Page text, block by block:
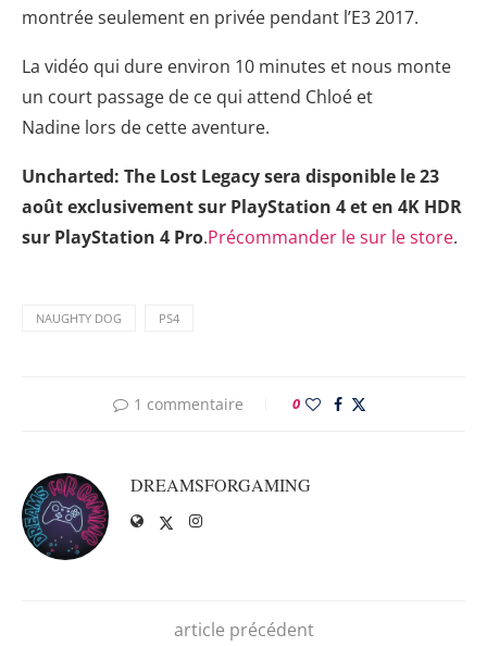
montrée seulement en privée pendant l’E3 2017.
La vidéo qui dure environ 10 minutes et nous monte
un court passage de ce qui attend Chloé et
Nadine lors de cette aventure.
Uncharted: The Lost Legacy sera disponible le 23
août exclusivement sur PlayStation 4 et en 4K HDR
sur PlayStation 4 Pro.Précommander le sur le store.
NAUGHTY DOG PS4
1 commentaire 0
DREAMSFORGAMING
article précédent